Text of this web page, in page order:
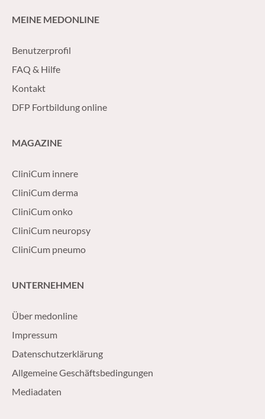
MEINE MEDONLINE
Benutzerprofil
FAQ & Hilfe
Kontakt
DFP Fortbildung online
MAGAZINE
CliniCum innere
CliniCum derma
CliniCum onko
CliniCum neuropsy
CliniCum pneumo
UNTERNEHMEN
Über medonline
Impressum
Datenschutzerklärung
Allgemeine Geschäftsbedingungen
Mediadaten